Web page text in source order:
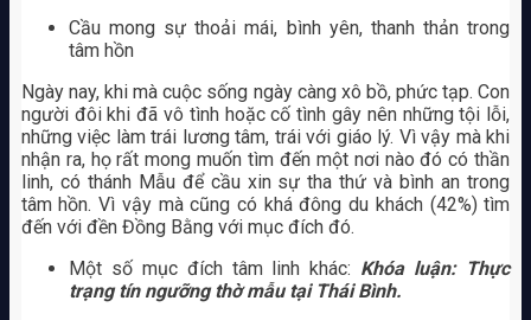
Cầu mong sự thoải mái, bình yên, thanh thản trong
tâm hồn
Ngày nay, khi mà cuộc sống ngày càng xô bồ, phức tạp. Con
người đôi khi đã vô tình hoặc cố tình gây nên những tội lỗi,
những việc làm trái lương tâm, trái với giáo lý. Vì vậy mà khi
nhận ra, họ rất mong muốn tìm đến một nơi nào đó có thần
linh, có thánh Mẫu để cầu xin sự tha thứ và bình an trong
tâm hồn. Vì vậy mà cũng có khá đông du khách (42%) tìm
đến với đền Đồng Bằng với mục đích đó.
Một số mục đích tâm linh khác: Khóa luận: Thực
trạng tín ngưỡng thờ mẫu tại Thái Bình.